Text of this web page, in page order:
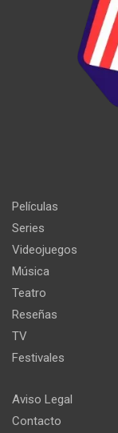
Películas
Series
Videojuegos
Música
Teatro
Reseñas
TV
Festivales
Aviso Legal
Contacto